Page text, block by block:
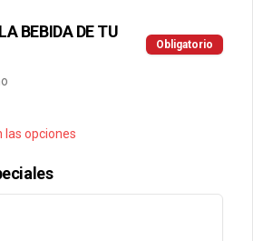
BEBIDA DE TU
Obligatorio
las opciones